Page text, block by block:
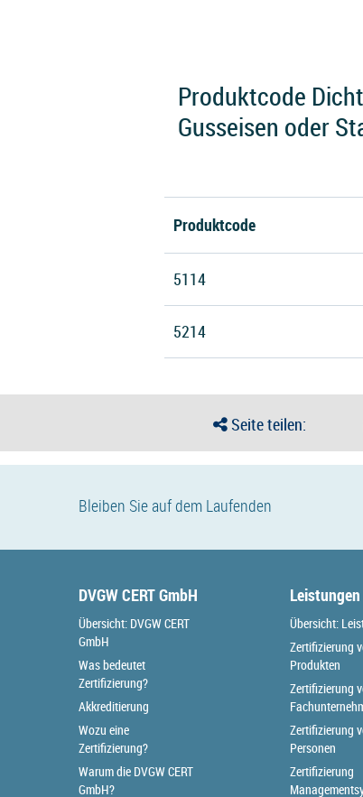
Produktcode
Gusseisen oder
Produktcode
5114
5214
Seite teilen:
Bleiben Sie auf dem Laufenden
DVGW CERT GmbH
Übersicht: DVGW CERT
GmbH
Was bedeutet
Zertifizierung?
Akkreditierung
Wozu eine
Zertifizierung?
Warum die DVGW CERT
GmbH?
Leistungen
Übersicht:
Zertifizierung
Produkten
Zertifizierung
Zertifizierung
Personen
Zertifizierung